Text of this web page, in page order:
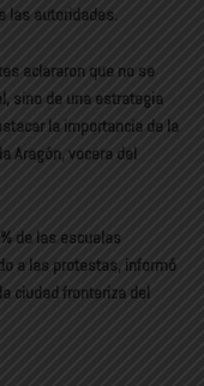
las autoridades.
aclararon que no se
sino de una estrategia
la importancia de la
Aragón, vocera del
de las escuelas
a las protestas, informó
ciudad fronteriza del